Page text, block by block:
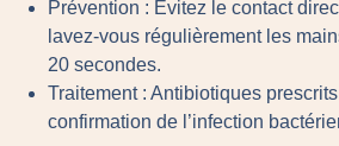
Prévention : Évitez le contact
lavez-vous régulièrement les
20 secondes.
Traitement : Antibiotiques
confirmation de l’infection